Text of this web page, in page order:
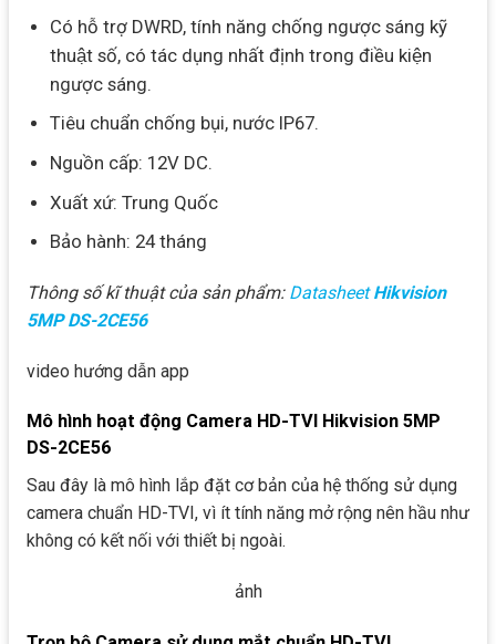
Có hỗ trợ DWRD, tính năng chống ngược sáng kỹ
thuật số, có tác dụng nhất định trong điều kiện
ngược sáng.
Tiêu chuẩn chống bụi, nước IP67.
Nguồn cấp: 12V DC.
Xuất xứ: Trung Quốc
Bảo hành: 24 tháng
Thông số kĩ thuật của sản phẩm:DatasheetHikvision
5MP DS-2CE56
video hướng dẫn app
Mô hình hoạt động Camera HD-TVI Hikvision 5MP
DS-2CE56
Sau đây là mô hình lắp đặt cơ bản của hệ thống sử dụng
camera chuẩn HD-TVI, vì ít tính năng mở rộng nên hầu như
không có kết nối với thiết bị ngoài.
ảnh